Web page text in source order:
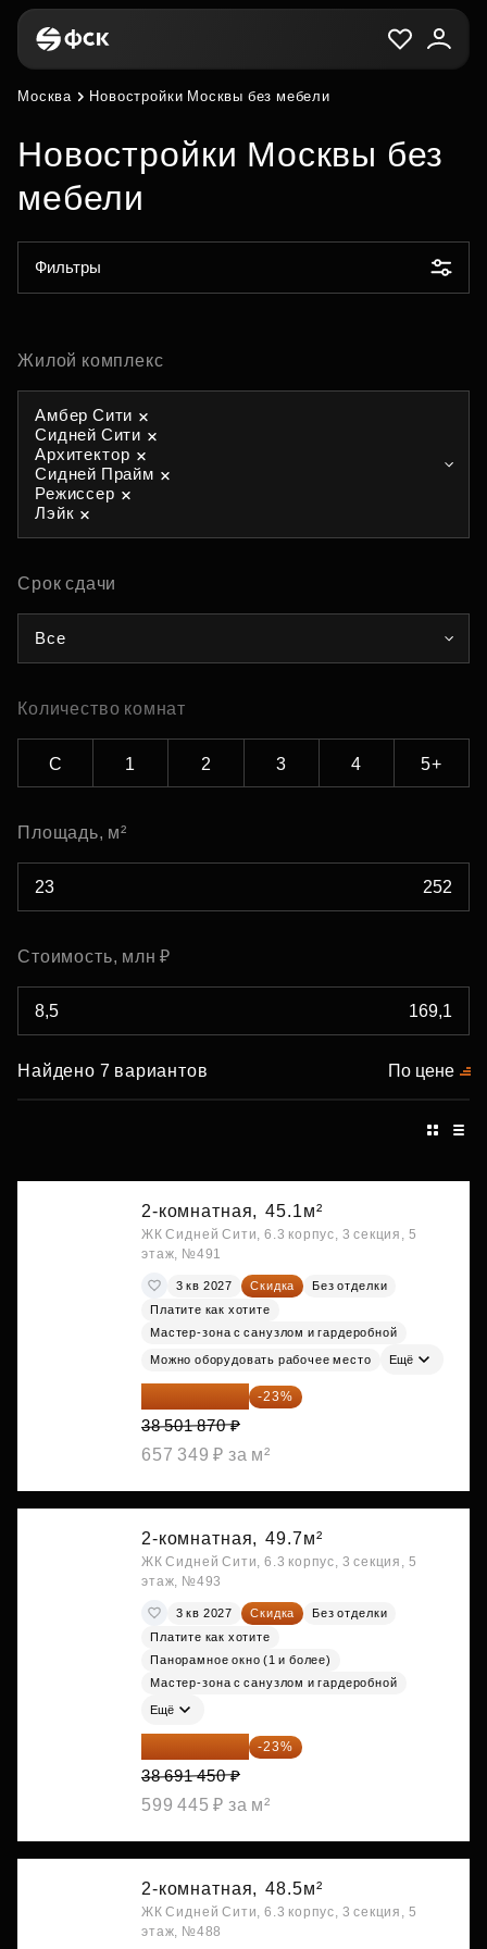
Москва Новостройки Москвы без мебели
Новостройки Москвы без
мебели
Фильтры
Жилой комплекс
Амбер Сити
Сидней Сити
Архитектор
Сидней Прайм
Режиссер
Лэйк
Срок сдачи
Все
Количество комнат
С 1 2 3 4 5+
Площадь, м²
Стоимость, млн ₽
Найдено 7 вариантов По цене
2-комнатная, 45.1м²
ЖК Сидней Сити, 6.3 корпус, 3 секция, 5
этаж, №491
3 кв 2027 Скидка
Без отделки
Платите как хотите
Мастер-зона с санузлом и гардеробной
Можно оборудовать рабочее место Ещё
29 646 440 ₽ -23%
38 501 870 ₽
657 349 ₽ за м²
2-комнатная, 49.7м²
ЖК Сидней Сити, 6.3 корпус, 3 секция, 5
этаж, №493
3 кв 2027 Скидка
Без отделки
Платите как хотите
Панорамное окно (1 и более)
Мастер-зона с санузлом и гардеробной
Ещё
29 792 417 ₽ -23%
38 691 450 ₽
599 445 ₽ за м²
2-комнатная, 48.5м²
ЖК Сидней Сити, 6.3 корпус, 3 секция, 5
этаж, №488